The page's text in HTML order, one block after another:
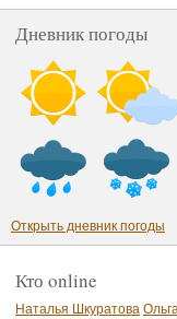
Дневник погоды
Открыть дневник погоды
Кто online
Наталья Шкуратова